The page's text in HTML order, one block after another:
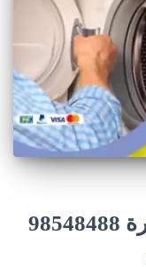
فني غسالات اتوماتيك الوفرة 98548488